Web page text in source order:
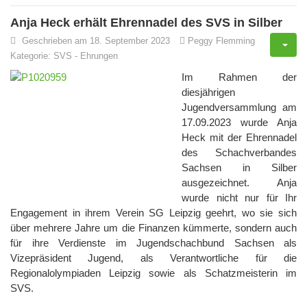
Anja Heck erhält Ehrennadel des SVS in Silber
Geschrieben am 18. September 2023
Peggy Flemming
Kategorie: SVS - Ehrungen
Im Rahmen der
diesjährigen
Jugendversammlung am
17.09.2023 wurde Anja
Heck mit der Ehrennadel
des Schachverbandes
Sachsen in Silber
ausgezeichnet. Anja
wurde nicht nur für Ihr
Engagement in ihrem Verein SG Leipzig geehrt, wo sie sich
über mehrere Jahre um die Finanzen kümmerte, sondern auch
für ihre Verdienste im Jugendschachbund Sachsen als
Vizepräsident Jugend, als Verantwortliche für die
Regionalolympiaden Leipzig sowie als Schatzmeisterin im
SVS.